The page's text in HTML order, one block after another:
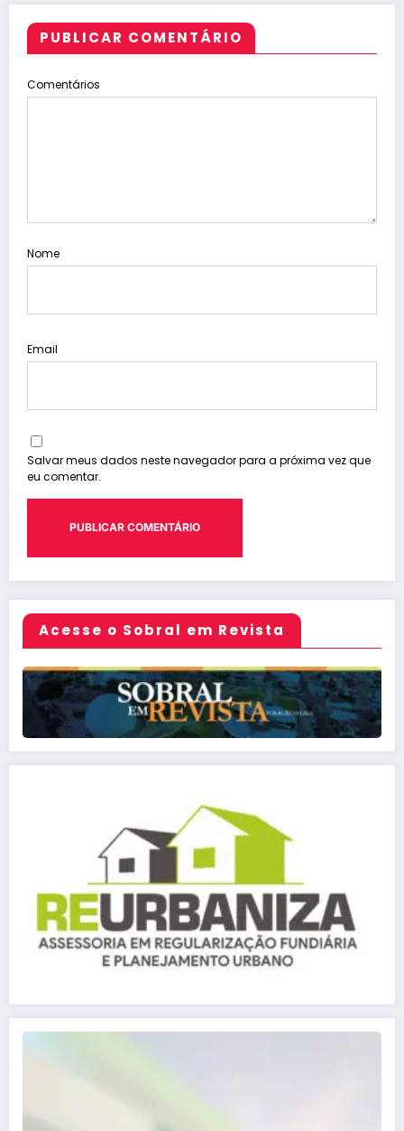
PUBLICAR COMENTÁRIO
Comentários
Nome
Email
Salvar meus dados neste navegador para a próxima vez que
eu comentar.
Acesse o Sobral em Revista